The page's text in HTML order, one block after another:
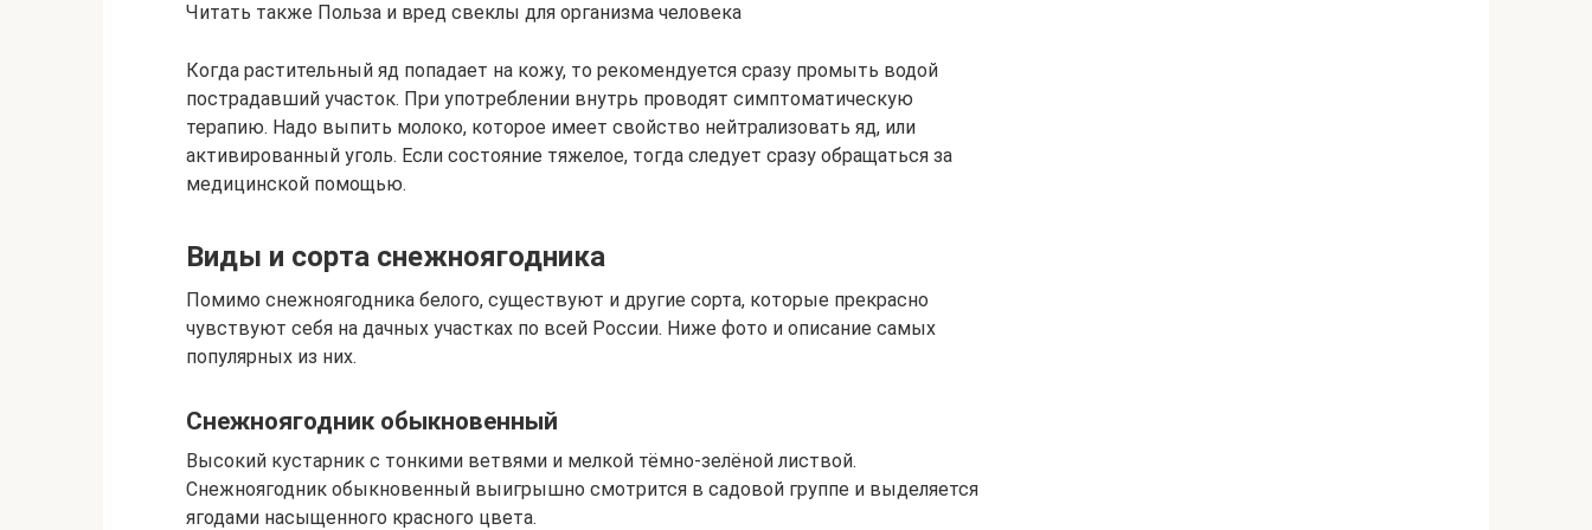
Читать также Польза и вред свеклы для организма человека
Когда растительный яд попадает на кожу, то рекомендуется сразу промыть водой
пострадавший участок. При употреблении внутрь проводят симптоматическую
терапию. Надо выпить молоко, которое имеет свойство нейтрализовать яд, или
активированный уголь. Если состояние тяжелое, тогда следует сразу обращаться за
медицинской помощью.
Виды и сорта снежноягодника
Помимо снежноягодника белого, существуют и другие сорта, которые прекрасно
чувствуют себя на дачных участках по всей России. Ниже фото и описание самых
популярных из них.
Снежноягодник обыкновенный
Высокий кустарник с тонкими ветвями и мелкой тёмно-зелёной листвой.
Снежноягодник обыкновенный выигрышно смотрится в садовой группе и выделяется
ягодами насыщенного красного цвета.